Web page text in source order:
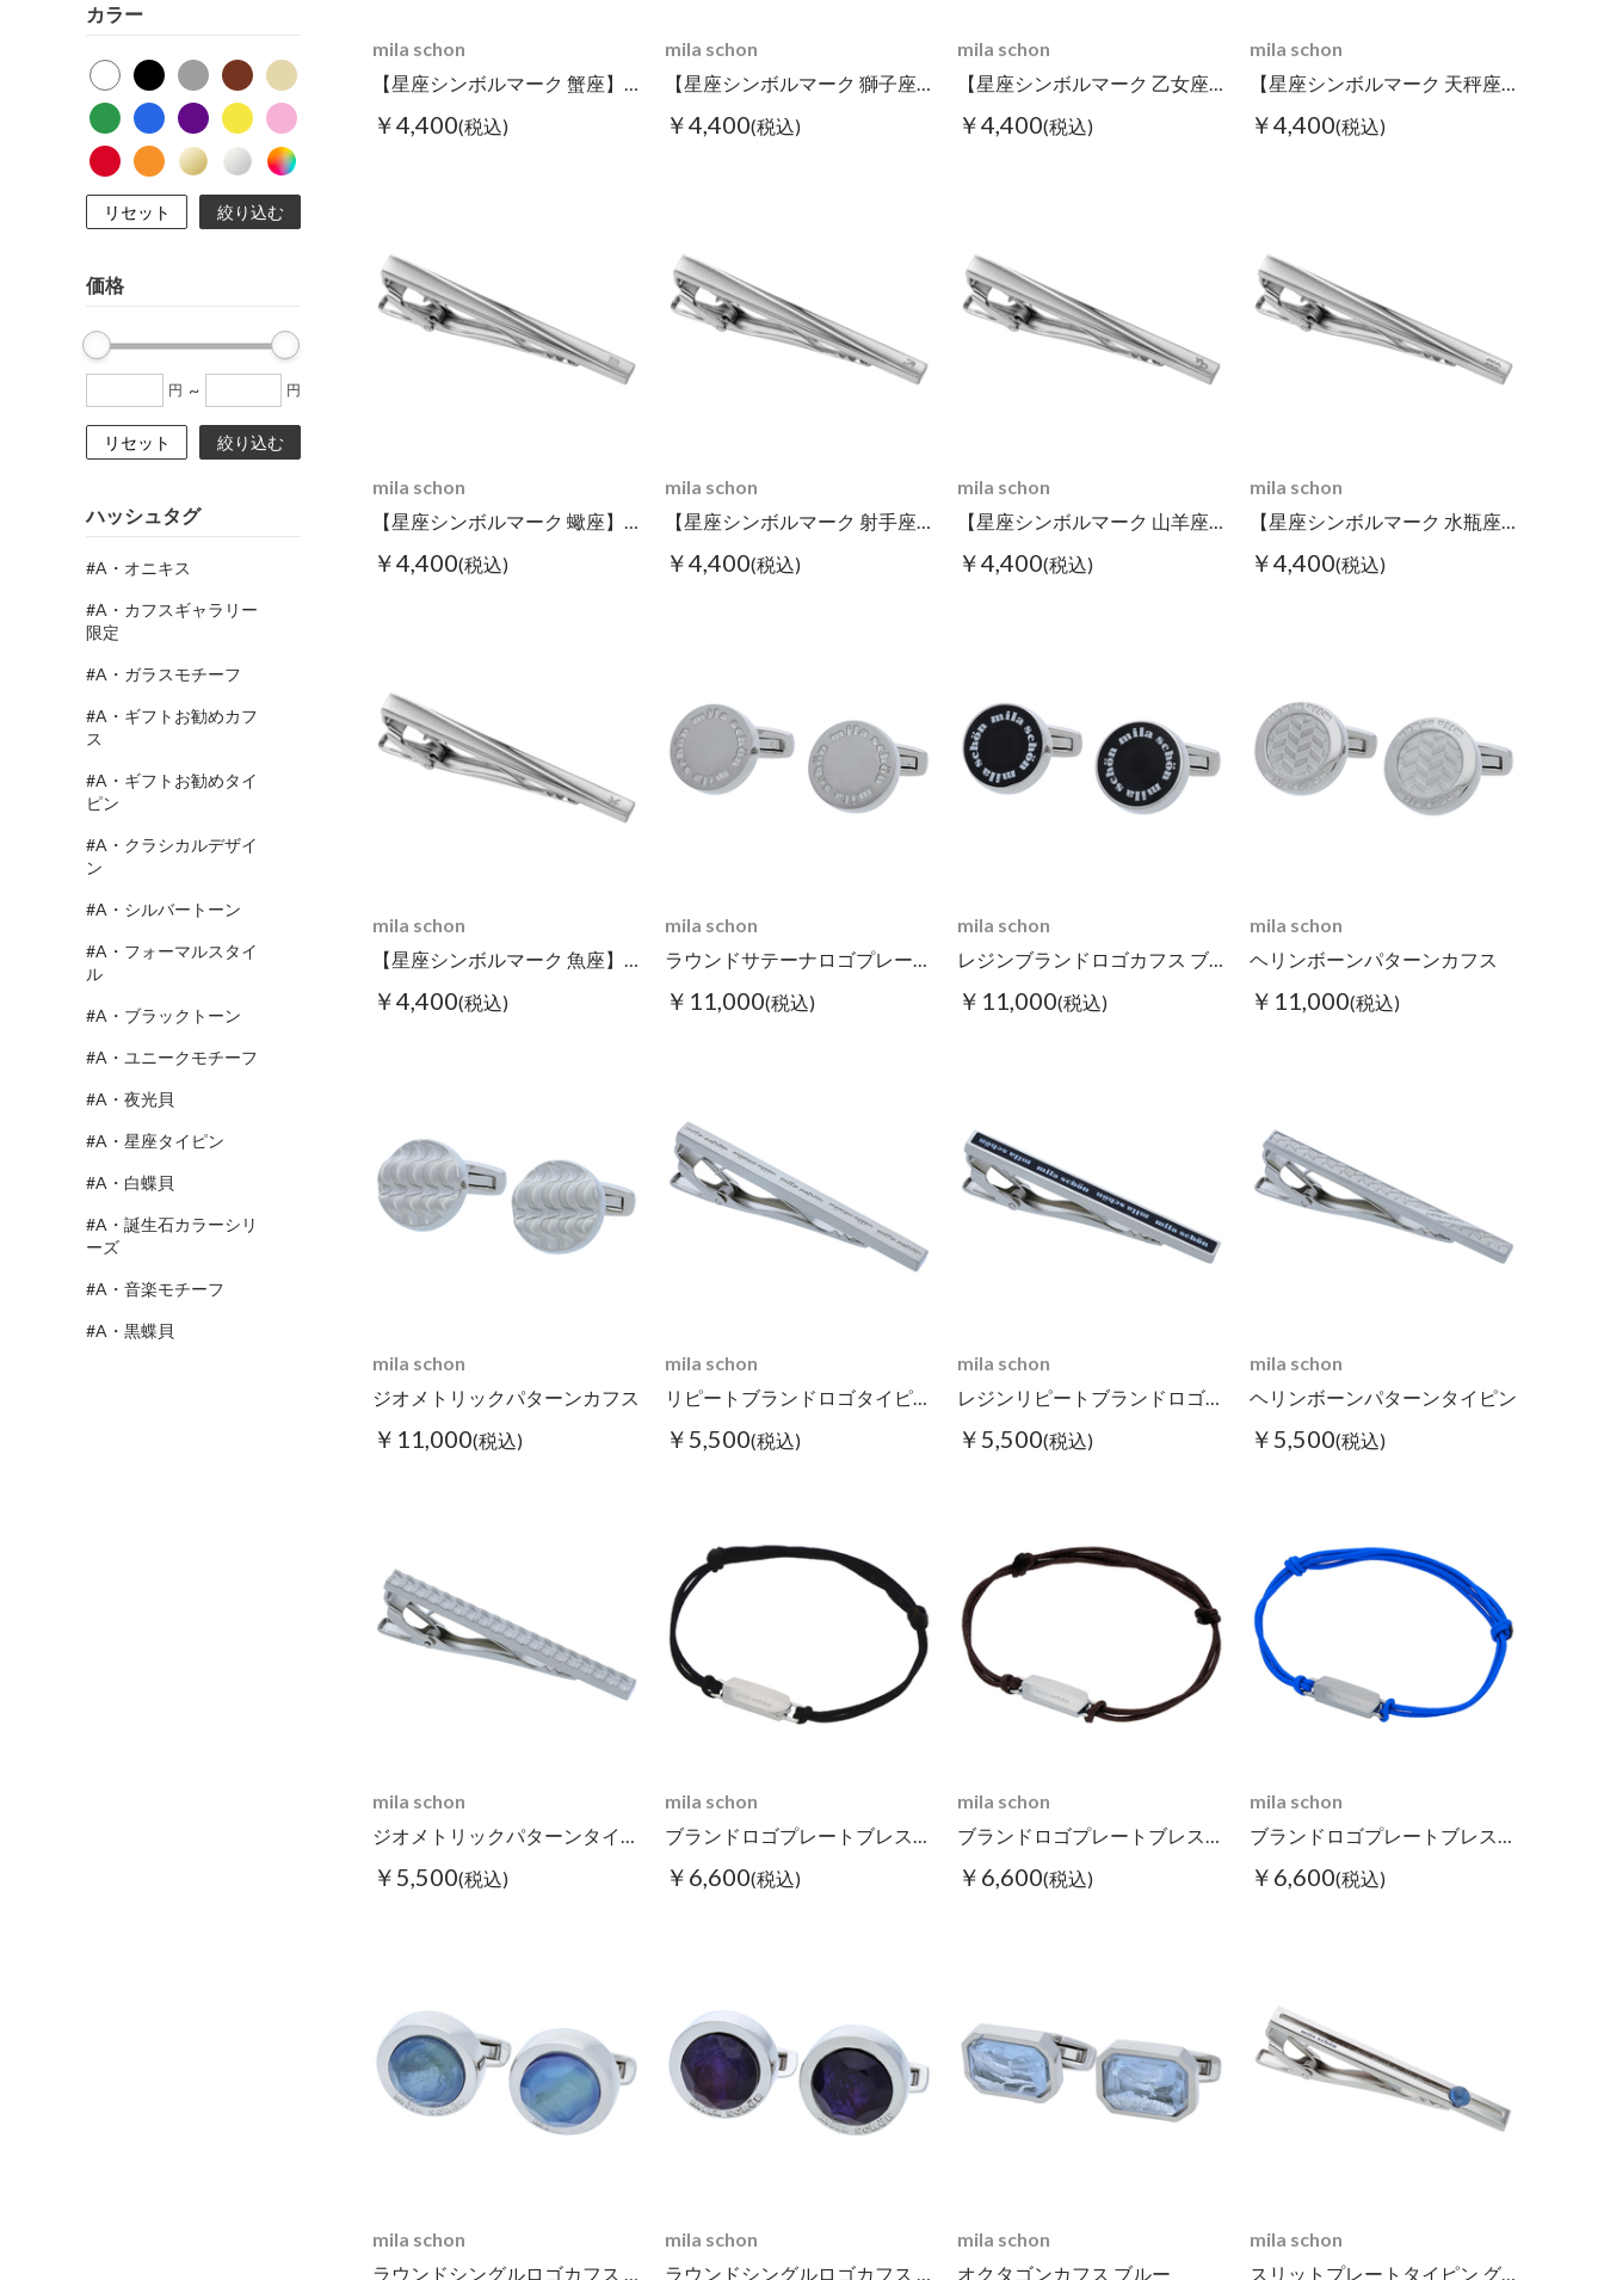
カラー
リセット 絞り込む
価格
円 ~ 円
リセット 絞り込む
ハッシュタグ
#A・オニキス
#A・カフスギャラリー
限定
#A・ガラスモチーフ
#A・ギフトお勧めカフ
ス
#A・ギフトお勧めタイ
ピン
#A・クラシカルデザイ
ン
#A・シルバートーン
#A・フォーマルスタイ
ル
#A・ブラックトーン
#A・ユニークモチーフ
#A・夜光貝
#A・星座タイピン
#A・白蝶貝
#A・誕生石カラーシリ
ーズ
#A・音楽モチーフ
#A・黒蝶貝
mila schon
【星座シンボルマーク 蟹座】タイピン
￥4,400(税込)
mila schon
【星座シンボルマーク 獅子座】タイピン
￥4,400(税込)
mila schon
【星座シンボルマーク 乙女座】タイピン
￥4,400(税込)
mila schon
【星座シンボルマーク 天秤座】タイピン
￥4,400(税込)
mila schon
【星座シンボルマーク 蠍座】タイピン
￥4,400(税込)
mila schon
【星座シンボルマーク 射手座】タイピン
￥4,400(税込)
mila schon
【星座シンボルマーク 山羊座】タイピン
￥4,400(税込)
mila schon
【星座シンボルマーク 水瓶座】タイピン
￥4,400(税込)
mila schon
【星座シンボルマーク 魚座】タイピン
￥4,400(税込)
mila schon
ラウンドサテーナロゴプレートカフス シルバー
￥11,000(税込)
mila schon
レジンブランドロゴカフス ブラック
￥11,000(税込)
mila schon
ヘリンボーンパターンカフス
￥11,000(税込)
mila schon
ジオメトリックパターンカフス
￥11,000(税込)
mila schon
リピートブランドロゴタイピン シルバー
￥5,500(税込)
mila schon
レジンリピートブランドロゴタイピン ブラック
￥5,500(税込)
mila schon
ヘリンボーンパターンタイピン
￥5,500(税込)
mila schon
ジオメトリックパターンタイピン
￥5,500(税込)
mila schon
ブランドロゴプレートブレスレット ブラック
￥6,600(税込)
mila schon
ブランドロゴプレートブレスレット ダークブラウン
￥6,600(税込)
mila schon
ブランドロゴプレートブレスレット ブルー
￥6,600(税込)
mila schon
ラウンドシングルロゴカフス グリーン
mila schon
ラウンドシングルロゴカフス パープル
mila schon
オクタゴンカフス ブルー
mila schon
スリットプレートタイピン グリーン